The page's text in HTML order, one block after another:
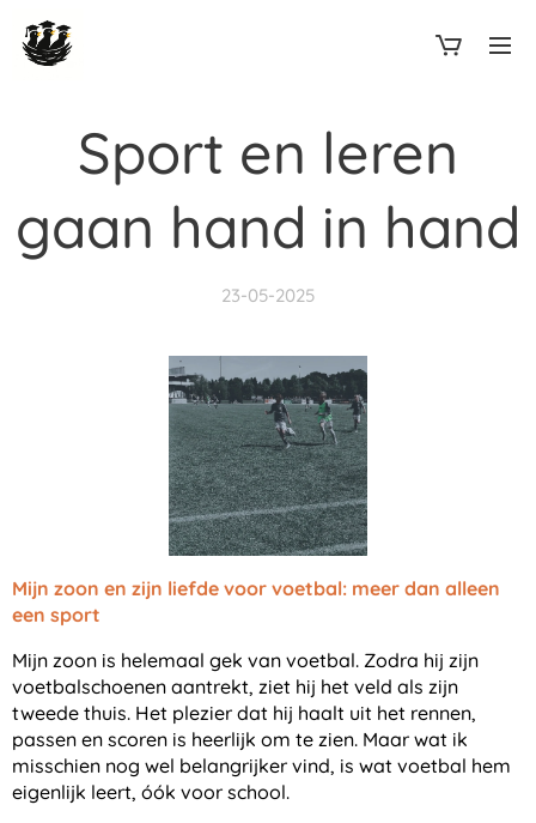
Sport en leren
gaan hand in hand
23-05-2025
Mijn zoon en zijn liefde voor voetbal: meer dan alleen
een sport
Mijn zoon is helemaal gek van voetbal. Zodra hij zijn
voetbalschoenen aantrekt, ziet hij het veld als zijn
tweede thuis. Het plezier dat hij haalt uit het rennen,
passen en scoren is heerlijk om te zien. Maar wat ik
misschien nog wel belangrijker vind, is wat voetbal hem
eigenlijk leert, óók voor school.